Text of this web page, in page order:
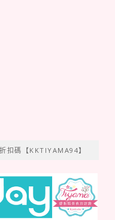
扣碼【KKTIYAMA94】